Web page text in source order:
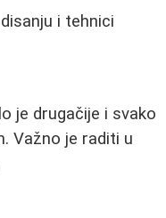
i tehnici
je drugačije i svako
Važno je raditi u